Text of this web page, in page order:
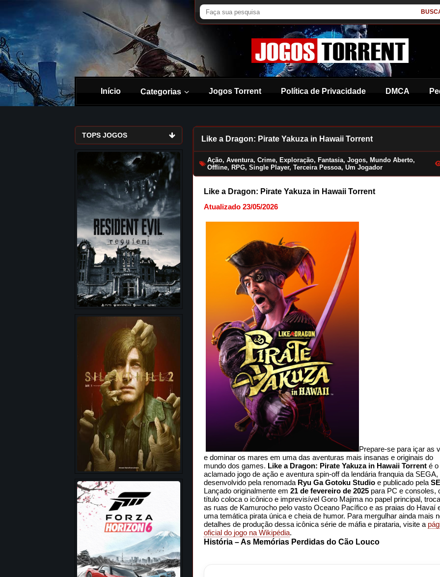
Início Categorias Jogos Torrent Política de Privacidade DMCA
TOPS JOGOS Like a Dragon: Pirate Yakuza in Hawaii Torrent
Ação, Aventura, Crime, Exploração, Fantasia, Jogos, Mundo Aberto,
Offline, RPG, Single Player, Terceira Pessoa, Um Jogador
Like a Dragon: Pirate Yakuza in Hawaii Torrent
Atualizado 23/05/2026
Prepare-se para içar as
e dominar os mares em uma das aventuras mais insanas e originais do
mundo dos games. Like a Dragon: Pirate Yakuza in Hawaii Torrent é o
aclamado jogo de ação e aventura spin-off da lendária franquia da SEGA,
desenvolvido pela renomada Ryu Ga Gotoku Studio e publicado pela
Lançado originalmente em 21 de fevereiro de 2025 para PC e consoles,
título coloca o icônico e imprevisível Goro Majima no papel principal,
as ruas de Kamurocho pelo vasto Oceano Pacífico e as praias do Havaí
uma temática pirata única e cheia de humor. Para mergulhar ainda mais
detalhes de produção dessa icônica série de máfia e pirataria, visite a
oficial do jogo na Wikipédia.
História – As Memórias Perdidas do Cão Louco